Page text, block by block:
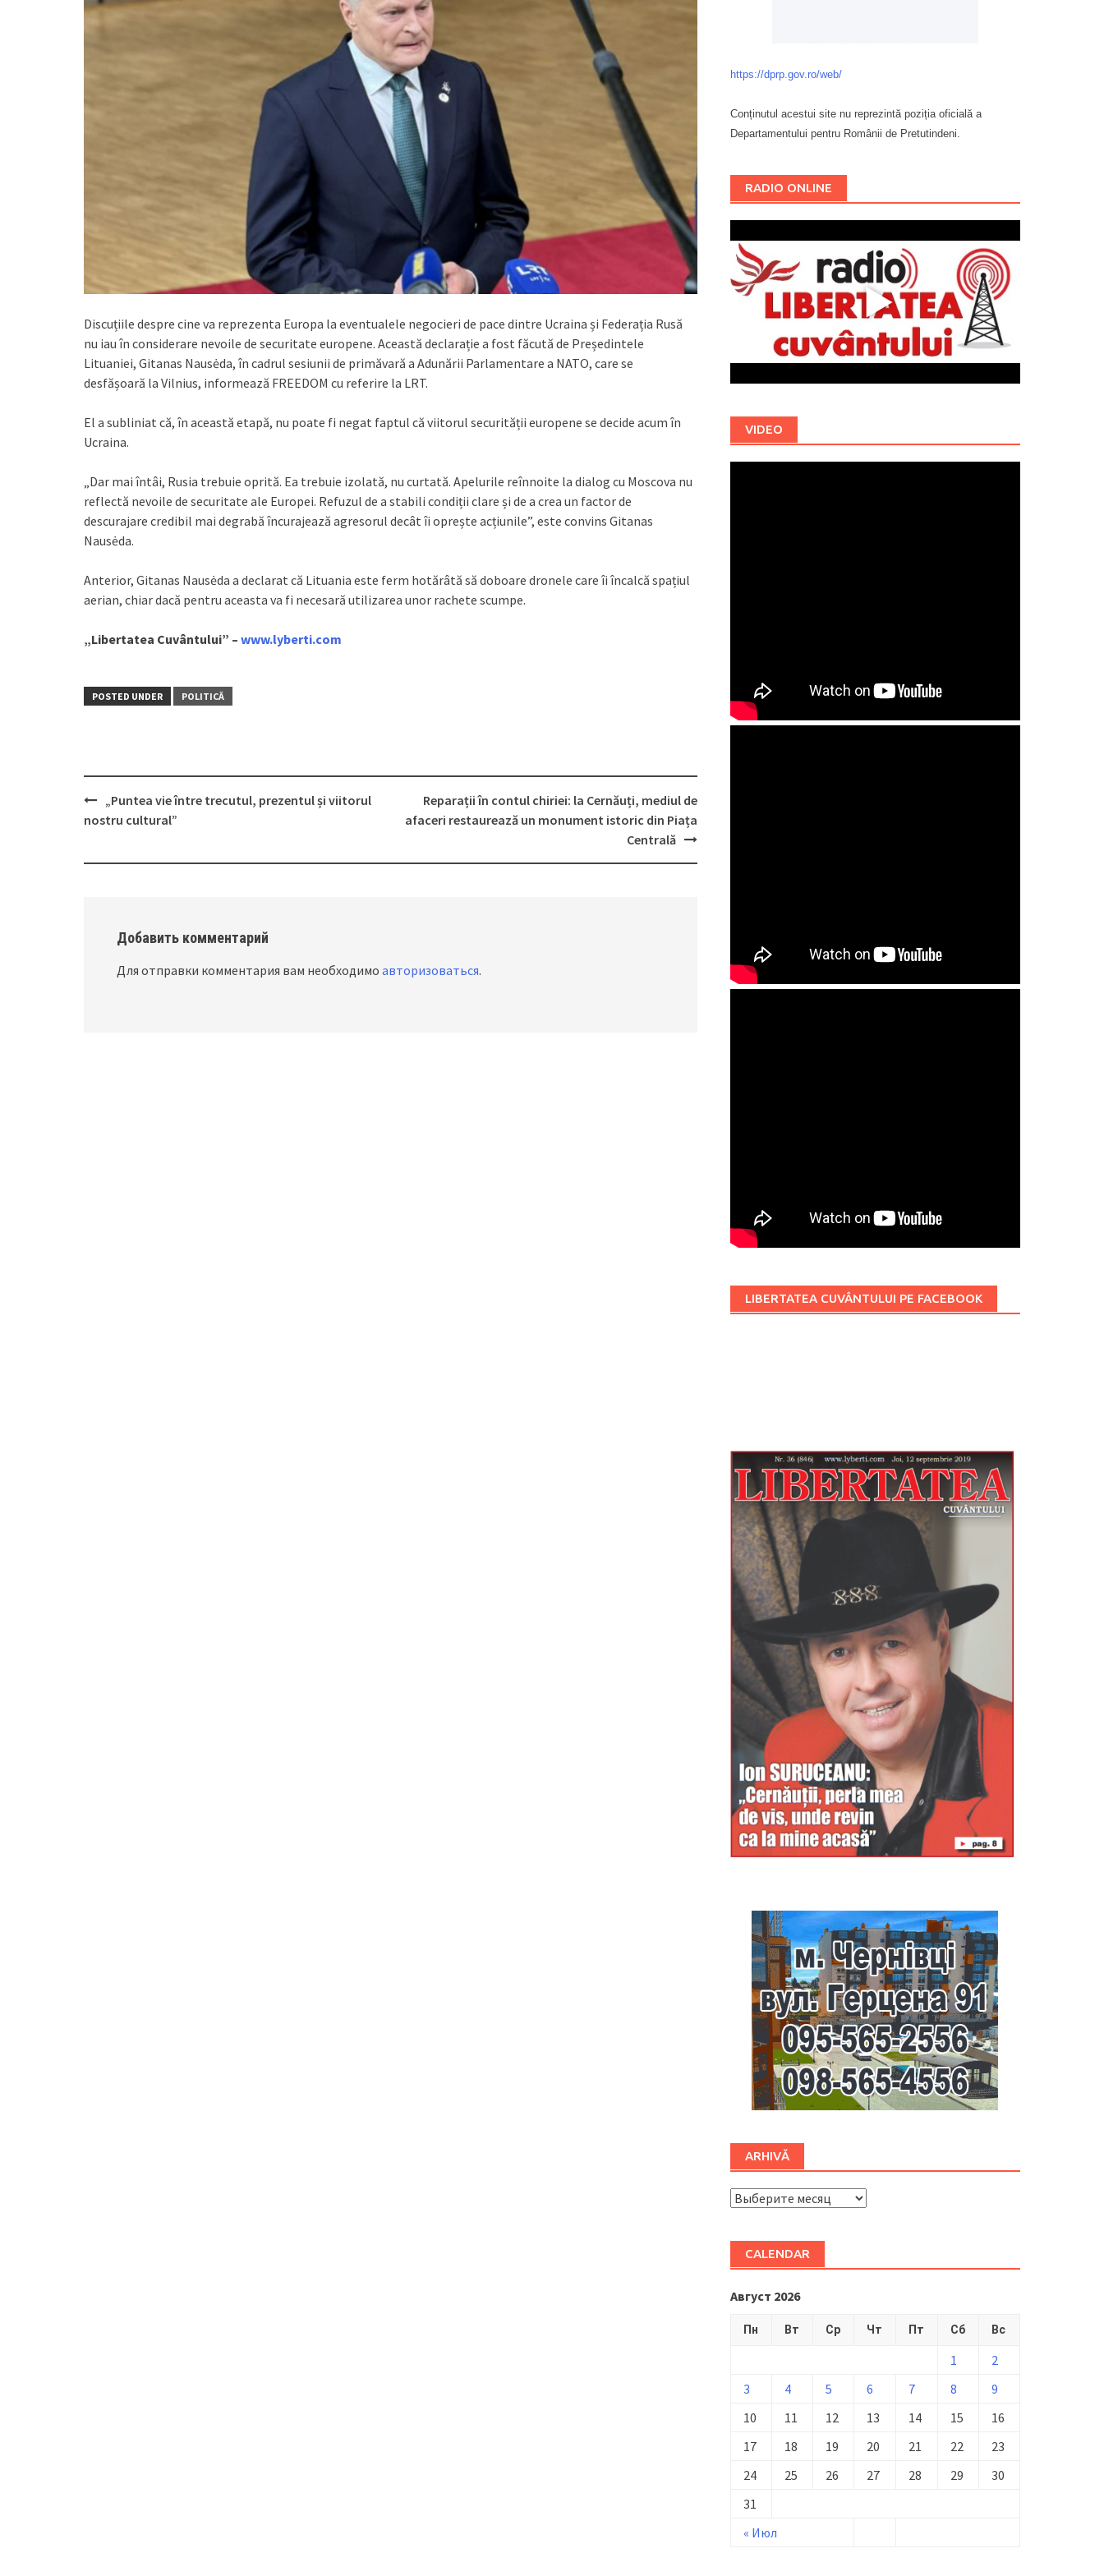
Discuțiile despre cine va reprezenta Europa la eventualele negocieri de pace dintre Ucraina și Federația Rusă
nu iau în considerare nevoile de securitate europene. Această declarație a fost făcută de Președintele
Lituaniei, Gitanas Nausėda, în cadrul sesiunii de primăvară a Adunării Parlamentare a NATO, care se
desfășoară la Vilnius, informează FREEDОМ cu referire la LRT.
El a subliniat că, în această etapă, nu poate fi negat faptul că viitorul securității europene se decide acum în
Ucraina.
„Dar mai întâi, Rusia trebuie oprită. Ea trebuie izolată, nu curtată. Apelurile reînnoite la dialog cu Moscova nu
reflectă nevoile de securitate ale Europei. Refuzul de a stabili condiții clare și de a crea un factor de
descurajare credibil mai degrabă încurajează agresorul decât îi oprește acțiunile”, este convins Gitanas
Nausėda.
Anterior, Gitanas Nausėda a declarat că Lituania este ferm hotărâtă să doboare dronele care îi încalcă spațiul
aerian, chiar dacă pentru aceasta va fi necesară utilizarea unor rachete scumpe.
„Libertatea Cuvântului” – www.lyberti.com
POSTED UNDER POLITICĂ
Post
„Puntea vie între trecutul, prezentul și viitorul
nostru cultural”
Reparații în contul chiriei: la Cernăuți, mediul de
afaceri restaurează un monument istoric din Piața
Centrală
Добавить комментарий
Для отправки комментария вам необходимо авторизоваться.
https://dprp.gov.ro/web/
Conținutul acestui site nu reprezintă poziția oficială a
Departamentului pentru Românii de Pretutindeni.
RADIO ONLINE
VIDEO
LIBERTATEA CUVÂNTULUI PE FACEBOOK
ARHIVĂ
ARHIVĂ
CALENDAR
Август 2026
Пн Вт Ср Чт Пт Сб Вс
« Июл
1
2
3
4 5 6 7 8
9
10
11 12 13 14 15
16
17
18 19 20 21 22
23
24
25 26 27 28 29
30
31